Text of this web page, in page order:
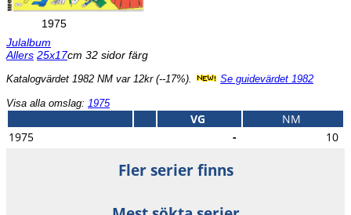
1975
Julalbum
Allers 25x17cm 32 sidor färg
Katalogvärdet 1982 NM var 12kr (--17%). Se guidevärdet 1982
Visa alla omslag: 1975
VG
NM
1975
- 10
Fler serier finns